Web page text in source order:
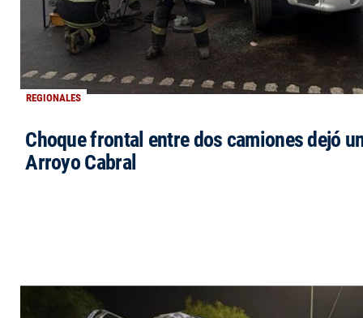
REGIONALES
Choque frontal entre dos camiones dejó
Arroyo Cabral